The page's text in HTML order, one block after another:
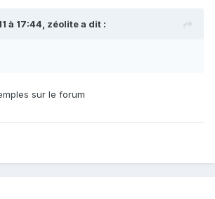
à 17:44, zéolite a dit :
sur le forum